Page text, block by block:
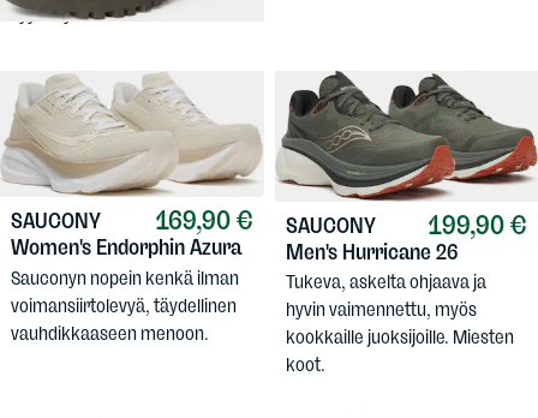
syyskäyttöön.
169,90 €
SAUCONY
Women's Endorphin Azura
Sauconyn nopein kenkä ilman
voimansiirtolevyä, täydellinen
vauhdikkaaseen menoon.
199,90 €
SAUCONY
Men's Hurricane 26
Tukeva, askelta ohjaava ja
hyvin vaimennettu, myös
kookkaille juoksijoille. Miesten
koot.